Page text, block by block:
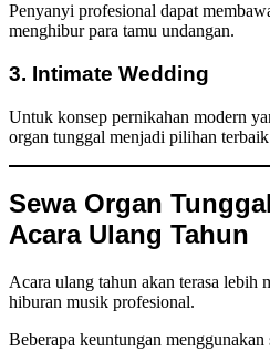
Penyanyi profesional dapat
menghibur para tamu undangan.
3. Intimate Wedding
Untuk konsep pernikahan modern
organ tunggal menjadi pilihan
Sewa Organ
Acara Ulang Tahun
Acara ulang tahun akan terasa lebih
hiburan musik profesional.
Beberapa keuntungan